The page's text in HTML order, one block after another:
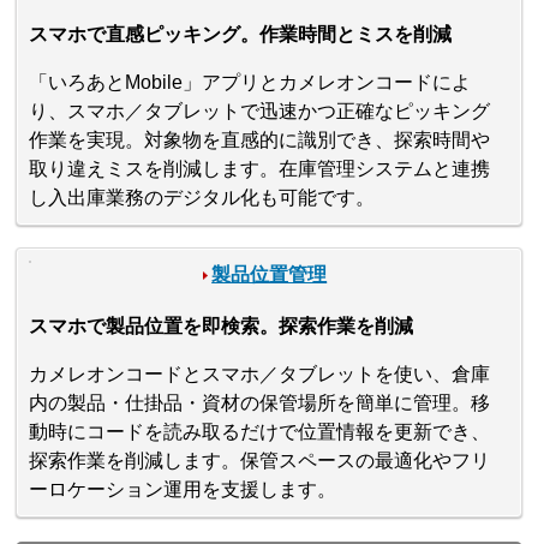
スマホで直感ピッキング。作業時間とミスを削減
「いろあとMobile」アプリとカメレオンコードによ
り、スマホ／タブレットで迅速かつ正確なピッキング
作業を実現。対象物を直感的に識別でき、探索時間や
取り違えミスを削減します。在庫管理システムと連携
し入出庫業務のデジタル化も可能です。
製品位置管理
スマホで製品位置を即検索。探索作業を削減
カメレオンコードとスマホ／タブレットを使い、倉庫
内の製品・仕掛品・資材の保管場所を簡単に管理。移
動時にコードを読み取るだけで位置情報を更新でき、
探索作業を削減します。保管スペースの最適化やフリ
ーロケーション運用を支援します。